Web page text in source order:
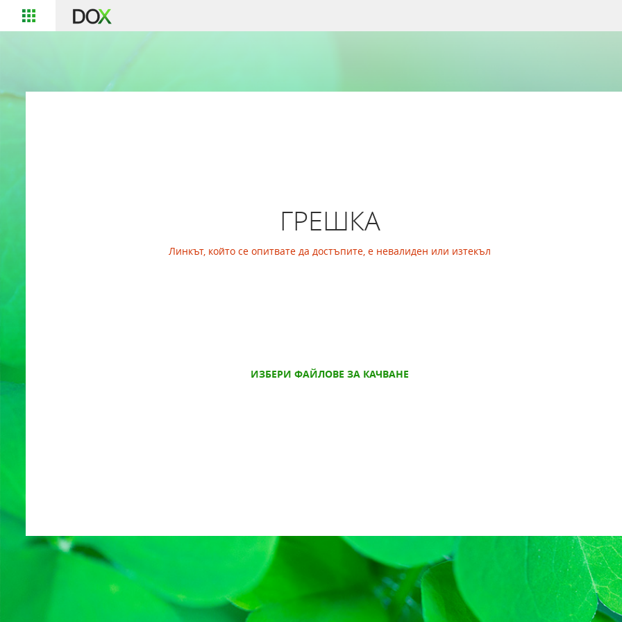
ГРЕШКА
Линкът, който се опитвате да достъпите, е невалиден или изтекъл
ИЗБЕРИ ФАЙЛОВЕ ЗА КАЧВАНЕ